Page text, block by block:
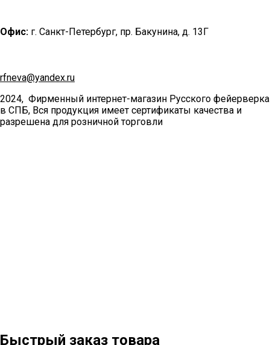
Офис: г. Санкт-Петербург, пр. Бакунина, д. 13Г
rfneva@yandex.ru
2024, Фирменный интернет-магазин Русского фейерверка
в СПБ, Вся продукция имеет сертификаты качества и
разрешена для розничной торговли
Быстрый заказ товара